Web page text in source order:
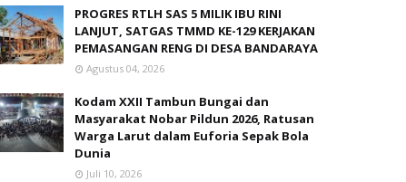
PROGRES RTLH SAS 5 MILIK IBU RINI
LANJUT, SATGAS TMMD KE-129 KERJAKAN
PEMASANGAN RENG DI DESA BANDARAYA
Agustus 04, 2026
Kodam XXII Tambun Bungai dan
Masyarakat Nobar Pildun 2026, Ratusan
Warga Larut dalam Euforia Sepak Bola
Dunia
Juli 10, 2026